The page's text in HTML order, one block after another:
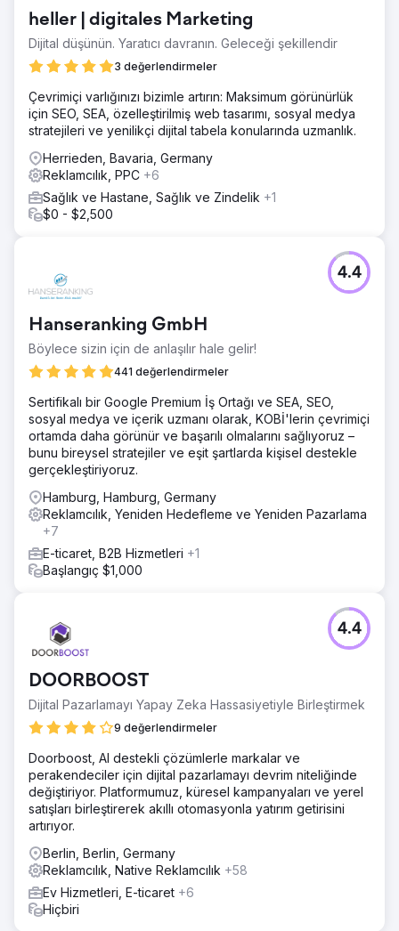
ROAS'ta (reklam harcamalarından elde edilen getiri) 19,58
£ CPA (edinim başına maliyet) oluşturur (geçtiğimiz üç ayın
ortalaması Kasım, Aralık, Ocak 2024). %27 Artış SEO
stratejisinden organik trafikte %27 artış.
Ajans sayfasına git
heller | digitales Marketing
Dijital düşünün. Yaratıcı davranın. Geleceği şekillendir
3 değerlendirmeler
Çevrimiçi varlığınızı bizimle artırın: Maksimum görünürlük
için SEO, SEA, özelleştirilmiş web tasarımı, sosyal medya
stratejileri ve yenilikçi dijital tabela konularında uzmanlık.
Herrieden, Bavaria, Germany
Reklamcılık, PPC +6
Sağlık ve Hastane, Sağlık ve Zindelik +1
$0 - $2,500
Hanseranking GmbH
Böylece sizin için de anlaşılır hale gelir!
441 değerlendirmeler
4.4
Sertifikalı bir Google Premium İş Ortağı ve SEA, SEO,
sosyal medya ve içerik uzmanı olarak, KOBİ'lerin çevrimiçi
ortamda daha görünür ve başarılı olmalarını sağlıyoruz –
bunu bireysel stratejiler ve eşit şartlarda kişisel destekle
gerçekleştiriyoruz.
Hamburg, Hamburg, Germany
Reklamcılık, Yeniden Hedefleme ve Yeniden Pazarlama
+7
E-ticaret, B2B Hizmetleri +1
Başlangıç $1,000
DOORBOOST
Dijital Pazarlamayı Yapay Zeka Hassasiyetiyle Birleştirmek
9 değerlendirmeler
4.4
Doorboost, AI destekli çözümlerle markalar ve
perakendeciler için dijital pazarlamayı devrim niteliğinde
değiştiriyor. Platformumuz, küresel kampanyaları ve yerel
satışları birleştirerek akıllı otomasyonla yatırım getirisini
artırıyor.
Berlin, Berlin, Germany
Reklamcılık, Native Reklamcılık +58
Ev Hizmetleri, E-ticaret +6
Hiçbiri